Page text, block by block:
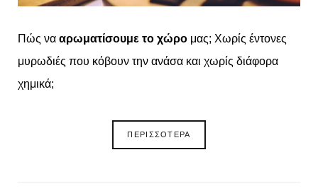
Πώς να αρωματίσουμε το χώρο μας; Χωρίς έντονες
μυρωδιές που κόβουν την ανάσα και χωρίς διάφορα
χημικά;
ΠΕΡΙΣΣΟΤΕΡΑ